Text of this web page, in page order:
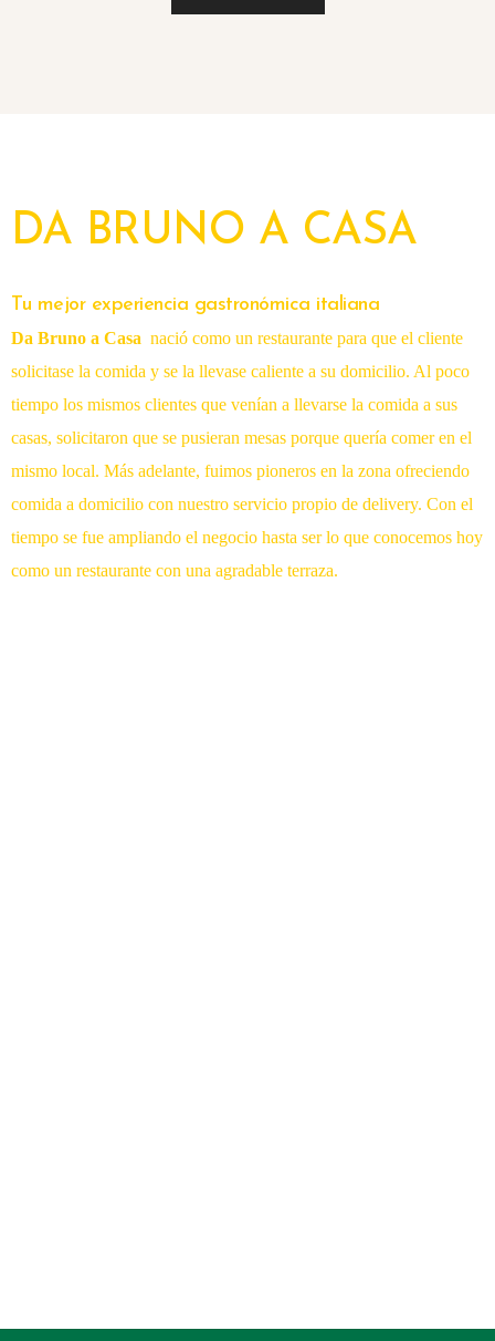
DA BRUNO A CASA
Tu mejor experiencia gastronómica italiana
Da Bruno a Casa nació como un restaurante para que el cliente
solicitase la comida y se la llevase caliente a su domicilio. Al poco
tiempo los mismos clientes que venían a llevarse la comida a sus
casas, solicitaron que se pusieran mesas porque quería comer en el
mismo local. Más adelante, fuimos pioneros en la zona ofreciendo
comida a domicilio con nuestro servicio propio de delivery. Con el
tiempo se fue ampliando el negocio hasta ser lo que conocemos hoy
como un restaurante con una agradable terraza.